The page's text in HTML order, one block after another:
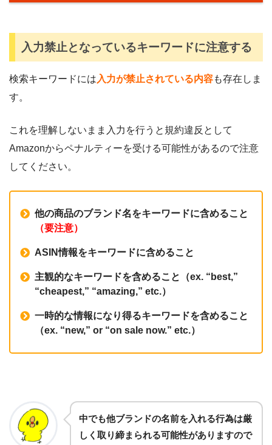
入力禁止となっているキーワードに注意する
検索キーワードには 入力が禁止されている内容も存在しま
す。
これを理解しないまま入力を行うと規約違反として
Amazonからペナルティーを受ける可能性があるので注意
してください。
他の商品のブランド名をキーワードに含めること
（要注意）
ASIN情報をキーワードに含めること
主観的なキーワードを含めること（ex. “best,”
“cheapest,” “amazing,” etc.）
一時的な情報になり得るキーワードを含めること
（ex. “new,” or “on sale now.” etc.）
中でも他ブランドの名前を入れる行為は厳
しく取り締まられる可能性がありますので